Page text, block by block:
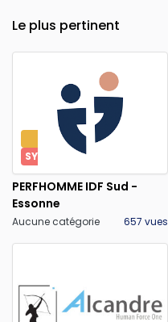
PREMIUM
SYNTEC CONSEIL
PERFHOMME IDF Sud -
Essonne
Aucune catégorie 657 vues